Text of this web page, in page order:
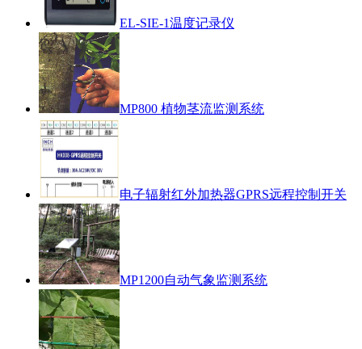
EL-SIE-1温度记录仪
MP800 植物茎流监测系统
电子辐射红外加热器GPRS远程控制开关
MP1200自动气象监测系统